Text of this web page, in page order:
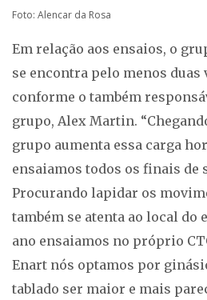
Foto: Alencar da Rosa
Em relação aos ensaios, o
se encontra pelo menos duas
conforme o também
grupo, Alex Martin.
grupo aumenta essa carga
ensaiamos todos os finais de
Procurando lapidar os
também se atenta ao local do
ano ensaiamos no próprio
Enart nós optamos por
tablado ser maior e mais